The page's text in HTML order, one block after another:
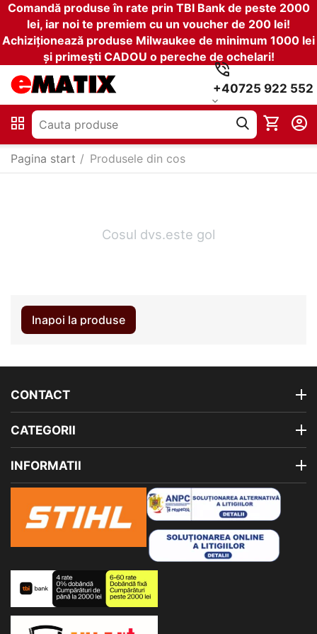
Comandă produse în rate prin TBI Bank de peste 2000
lei, iar noi te premiem cu un voucher de 200 lei!
Achiziționează produse Milwaukee de minimum 1000 lei
și primești CADOU o pereche de ochelari!
+40725 922 552
Pagina start / Produsele din cos
Cosul dvs.este gol
Inapoi la produse
CONTACT
CATEGORII
INFORMATII